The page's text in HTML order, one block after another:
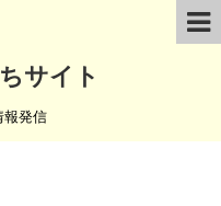
サイト
報発信